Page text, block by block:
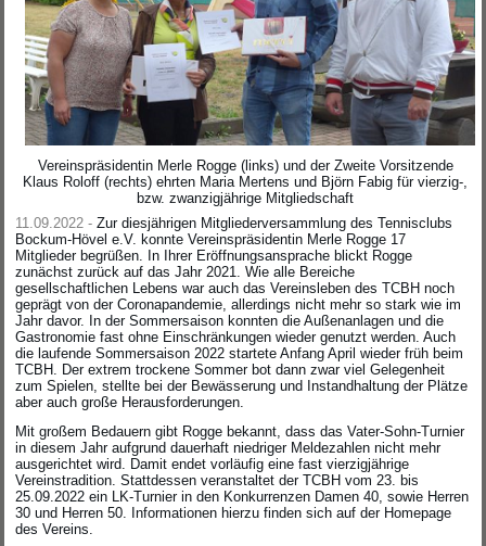
Vereinspräsidentin Merle Rogge (links) und der Zweite Vorsitzende
Klaus Roloff (rechts) ehrten Maria Mertens und Björn Fabig für vierzig-,
bzw. zwanzigjährige Mitgliedschaft
11.09.2022 - Zur diesjährigen Mitgliederversammlung des Tennisclubs
Bockum-Hövel e.V. konnte Vereinspräsidentin Merle Rogge 17
Mitglieder begrüßen. In Ihrer Eröffnungsansprache blickt Rogge
zunächst zurück auf das Jahr 2021. Wie alle Bereiche
gesellschaftlichen Lebens war auch das Vereinsleben des TCBH noch
geprägt von der Coronapandemie, allerdings nicht mehr so stark wie im
Jahr davor. In der Sommersaison konnten die Außenanlagen und die
Gastronomie fast ohne Einschränkungen wieder genutzt werden. Auch
die laufende Sommersaison 2022 startete Anfang April wieder früh beim
TCBH. Der extrem trockene Sommer bot dann zwar viel Gelegenheit
zum Spielen, stellte bei der Bewässerung und Instandhaltung der Plätze
aber auch große Herausforderungen.
Mit großem Bedauern gibt Rogge bekannt, dass das Vater-Sohn-Turnier
in diesem Jahr aufgrund dauerhaft niedriger Meldezahlen nicht mehr
ausgerichtet wird. Damit endet vorläufig eine fast vierzigjährige
Vereinstradition. Stattdessen veranstaltet der TCBH vom 23. bis
25.09.2022 ein LK-Turnier in den Konkurrenzen Damen 40, sowie Herren
30 und Herren 50. Informationen hierzu finden sich auf der Homepage
des Vereins.